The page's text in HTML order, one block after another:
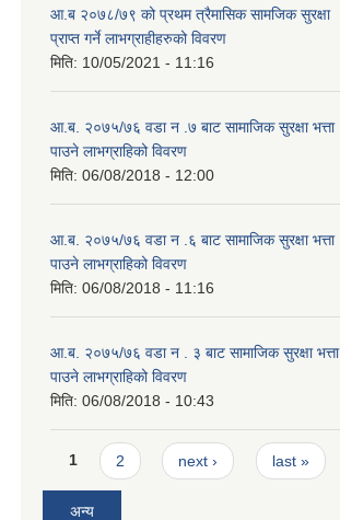
आ.ब २०७८/७९ को प्रथम त्रैमासिक सामजिक सुरक्षा
प्राप्त गर्ने लाभग्राहीहरुको विवरण
मिति: 10/05/2021 - 11:16
आ.ब. २०७५/७६ वडा न .७ बाट सामाजिक सुरक्षा भत्ता
पाउने लाभग्राहिको विवरण
मिति: 06/08/2018 - 12:00
आ.ब. २०७५/७६ वडा न .६ बाट सामाजिक सुरक्षा भत्ता
पाउने लाभग्राहिको विवरण
मिति: 06/08/2018 - 11:16
आ.ब. २०७५/७६ वडा न . ३ बाट सामाजिक सुरक्षा भत्ता
पाउने लाभग्राहिको विवरण
मिति: 06/08/2018 - 10:43
Pages
1 2 next › last »
अन्य